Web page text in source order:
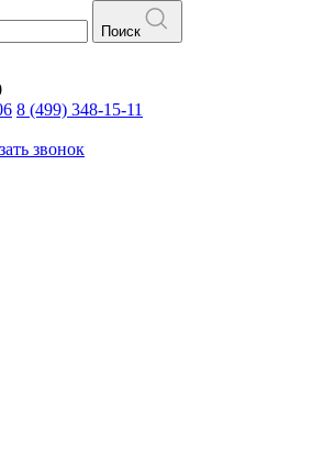
Поиск
8 (499) 348-15-11
звонок